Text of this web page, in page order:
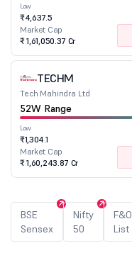
Low
₹4,637.5
Market Cap
₹ 1,61,050.37 Cr
TECHM
Tech Mahindra Ltd
52W Range
Low
₹1,304.1
Market Cap
₹ 1,60,243.87 Cr
BSE
Sensex
Nifty
50
F&O
List